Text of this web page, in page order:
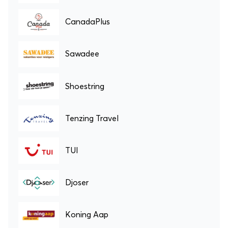
CanadaPlus
Sawadee
Shoestring
Tenzing Travel
TUI
Djoser
Koning Aap